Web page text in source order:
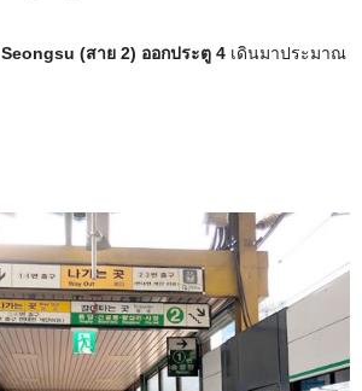
Seongsu (สาย 2) ออกประตู 4 เดินมาประมาณ